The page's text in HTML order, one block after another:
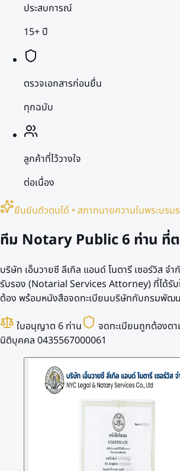
ประสบการณ์
15+ ปี
ตรวจเอกสารก่อนยื่น
ทุกฉบับ
ลูกค้าที่ไว้วางใจ
ต่อเนื่อง
ยืนยันตัวตนได้ • สภาทนายความในพระบรม
ทีม Notary Public6 ท่าน ที่
บริษัท เอ็นวายซี ลีเกิล แอนด์ โนตารี เซอร์วิส จ
รับรอง (Notarial Services Attorney) ที่ได้รั
ต้อง พร้อมหนังสือจดทะเบียนบริษัทกับกรมพัฒ
ใบอนุญาต 6 ท่าน
จดทะเบียนถูกต้องต
นิติบุคคล 0435567000061